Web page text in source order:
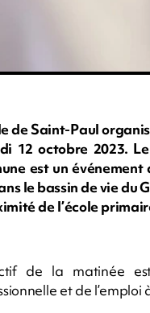
de Saint-Paul
12 octobre 2023.
est un
le bassin de vie du
de l’école
de la matinée
et de l’emploi